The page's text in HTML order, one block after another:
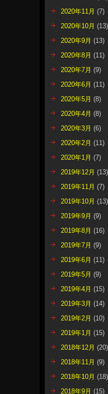
2020年11月 (7)
2020年10月 (13)
2020年9月 (13)
2020年8月 (11)
2020年7月 (9)
2020年6月 (11)
2020年5月 (8)
2020年4月 (8)
2020年3月 (6)
2020年2月 (11)
2020年1月 (7)
2019年12月 (13)
2019年11月 (7)
2019年10月 (13)
2019年9月 (9)
2019年8月 (16)
2019年7月 (9)
2019年6月 (11)
2019年5月 (9)
2019年4月 (15)
2019年3月 (14)
2019年2月 (10)
2019年1月 (15)
2018年12月 (20)
2018年11月 (9)
2018年10月 (18)
2018年9月 (15)